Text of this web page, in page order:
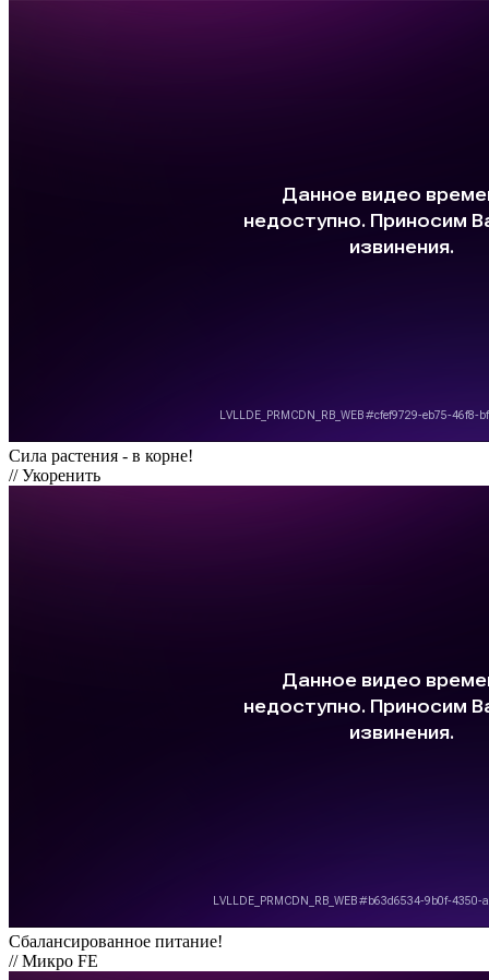
Сила растения - в корне!
// Укоренить
Сбалансированное питание!
// Микро FE